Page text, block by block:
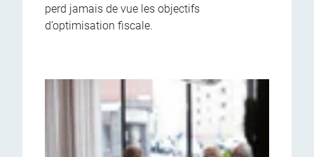
perd jamais de vue les objectifs
d’optimisation fiscale.